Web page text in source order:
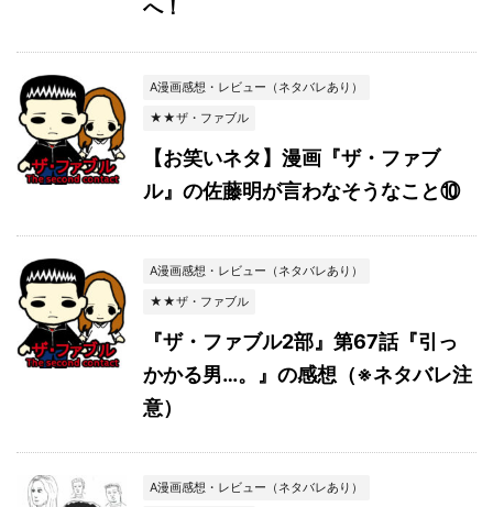
へ！
A漫画感想・レビュー（ネタバレあり）
★★ザ・ファブル
【お笑いネタ】漫画『ザ・ファブ
ル』の佐藤明が言わなそうなこと⑩
A漫画感想・レビュー（ネタバレあり）
★★ザ・ファブル
『ザ・ファブル2部』第67話『引っ
かかる男…。』の感想（※ネタバレ注
意）
A漫画感想・レビュー（ネタバレあり）